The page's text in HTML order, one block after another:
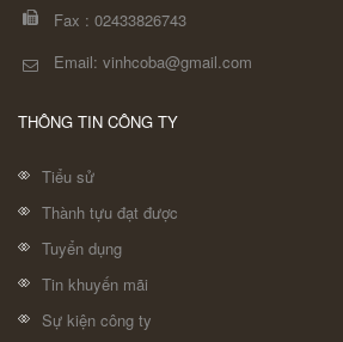
Fax : 02433826743
Email: vinhcoba@gmail.com
THÔNG TIN CÔNG TY
Tiểu sử
Thành tựu đạt được
Tuyển dụng
Tin khuyến mãi
Sự kiện công ty